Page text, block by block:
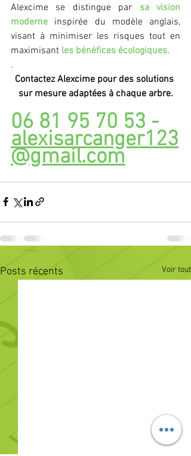
Alexcime se distingue par sa vision
moderne inspirée du modèle anglais,
visant à minimiser les risques tout en
maximisant les bénéfices écologiques.
.
Contactez Alexcime pour des solutions
sur mesure adaptées à chaque arbre.
06 81 95 70 53 -
alexisarcanger123
@gmail.com
Posts récents Voir tout